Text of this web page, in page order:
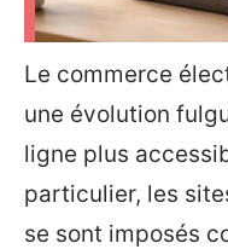
Le commerce
une évolution
ligne plus
particulier, les
se sont imposés